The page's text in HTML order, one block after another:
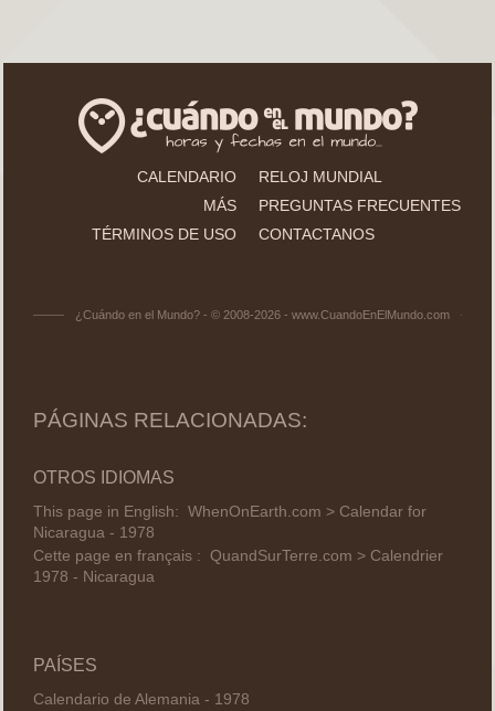
CALENDARIO
RELOJ MUNDIAL
MÁS
PREGUNTAS FRECUENTES
TÉRMINOS DE USO
CONTACTANOS
¿Cuándo en el Mundo? - © 2008-2026 - www.CuandoEnElMundo.com
PÁGINAS RELACIONADAS:
OTROS IDIOMAS
This page in English: WhenOnEarth.com > Calendar for
Nicaragua - 1978
Cette page en français : QuandSurTerre.com > Calendrier
1978 - Nicaragua
PAÍSES
Calendario de Alemania - 1978